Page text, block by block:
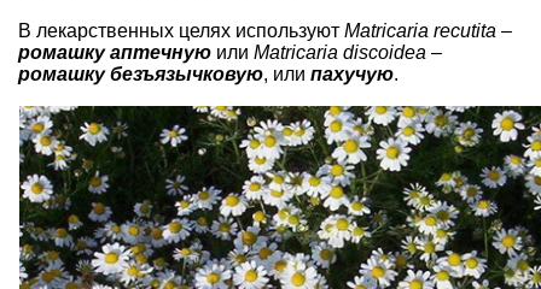
В лекарственных целях используют Matricaria recutita –
ромашку аптечную или Matricaria discoidea –
ромашку безъязычковую, или пахучую.